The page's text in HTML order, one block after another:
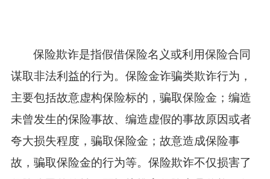
保险欺诈是指假借保险名义或利用保险合同
谋取非法利益的行为。保险金诈骗类欺诈行为，
主要包括故意虚构保险标的，骗取保险金；编造
未曾发生的保险事故、编造虚假的事故原因或者
夸大损失程度，骗取保险金；故意造成保险事
故，骗取保险金的行为等。保险欺诈不仅损害了